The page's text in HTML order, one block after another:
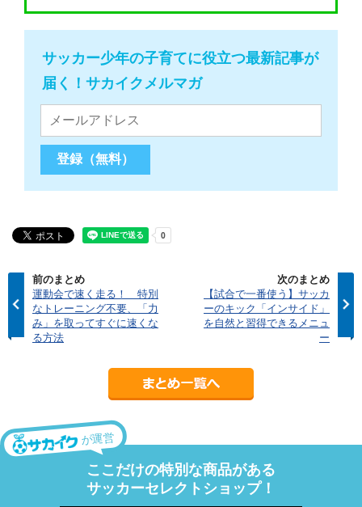
サッカー少年の子育てに役立つ最新記事が
届く！サカイクメルマガ
前のまとめ
運動会で速く走る！ 特別
なトレーニング不要、「力
み」を取ってすぐに速くな
る方法
次のまとめ
【試合で一番使う】サッカ
ーのキック「インサイド」
を自然と習得できるメニュ
ー
が運営
ここだけの特別な商品がある
サッカーセレクトショップ！